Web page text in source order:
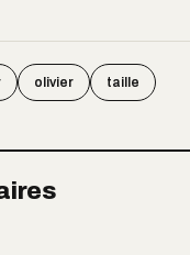
olivier taille